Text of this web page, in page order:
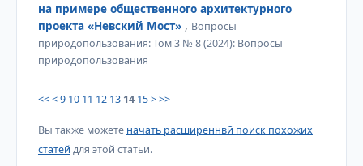
на примере общественного архитектурного
проекта «Невский Мост» , Вопросы
природопользования: Том 3 № 8 (2024): Вопросы
природопользования
<<<9 10 11 12 13 14 15>>>
Вы также можете начать расширеннвй поиск похожих
статей для этой статьи.